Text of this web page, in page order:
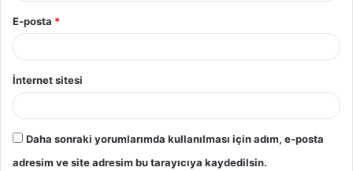
E-posta *
İnternet sitesi
Daha sonraki yorumlarımda kullanılması için adım, e-posta
adresim ve site adresim bu tarayıcıya kaydedilsin.